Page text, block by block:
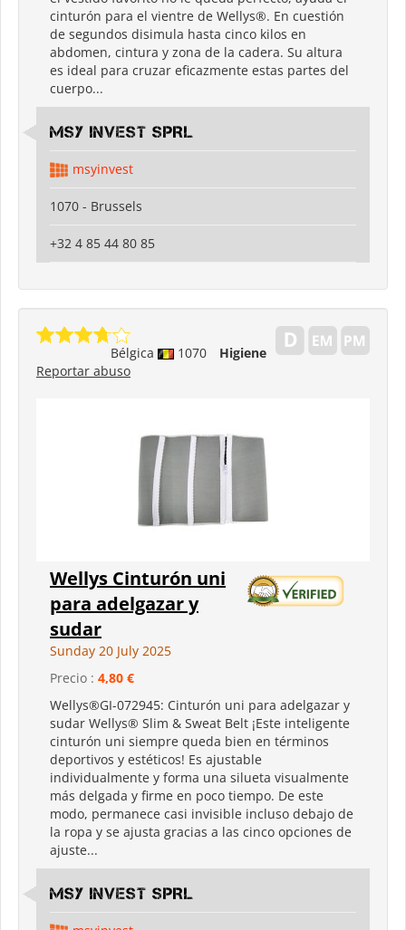
cinturón para el vientre de Wellys®. En cuestión
de segundos disimula hasta cinco kilos en
abdomen, cintura y zona de la cadera. Su altura
es ideal para cruzar eficazmente estas partes del
cuerpo...
MSY INVEST SPRL
msyinvest
1070 - Brussels
+32 4 85 44 80 85
Bélgica 1070
Higiene
Reportar abuso
Wellys Cinturón uni
para adelgazar y
sudar
Sunday 20 July 2025
Precio : 4,80 €
Wellys®GI-072945: Cinturón uni para adelgazar y
sudar Wellys® Slim & Sweat Belt ¡Este inteligente
cinturón uni siempre queda bien en términos
deportivos y estéticos! Es ajustable
individualmente y forma una silueta visualmente
más delgada y firme en poco tiempo. De este
modo, permanece casi invisible incluso debajo de
la ropa y se ajusta gracias a las cinco opciones de
ajuste...
MSY INVEST SPRL